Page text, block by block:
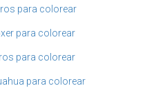
para colorear
para colorear
para colorear
para colorear